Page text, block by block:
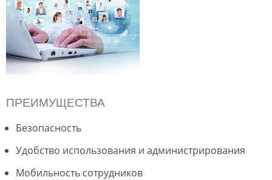
ПРЕИМУЩЕСТВА
Безопасность
Удобство использования и администрирования
Мобильность сотрудников